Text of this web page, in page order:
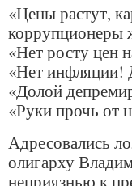
«Цены растут,
коррупционеры
«Нет росту цен
«Нет инфляции!
«Долой
«Руки прочь от
Адресовались
олигарху
неприязнью к